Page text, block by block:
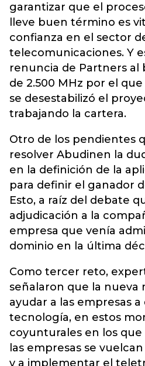
garantizar que el
lleve buen término es
confianza en el sector
telecomunicaciones. Y
renuncia de Partners al
de 2.500 MHz por el
se desestabilizó el
trabajando la cartera.
Otro de los pendientes
resolver Abudinen la
en la definición de la
para definir el ganador
Esto, a raíz del debate
adjudicación a la
empresa que venía
dominio en la última
Como tercer reto,
señalaron que la nueva
ayudar a las empresas
tecnología, en estos
coyunturales en los que
las empresas se
y a implementar el